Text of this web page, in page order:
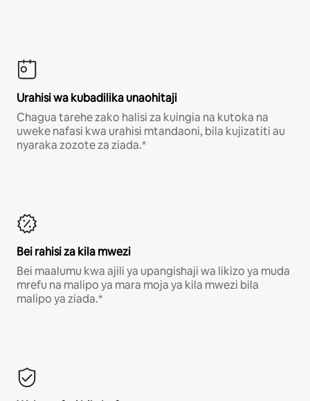
Urahisi wa kubadilika unaohitaji
Chagua tarehe zako halisi za kuingia na kutoka na
uweke nafasi kwa urahisi mtandaoni, bila kujizatiti au
nyaraka zozote za ziada.*
Bei rahisi za kila mwezi
Bei maalumu kwa ajili ya upangishaji wa likizo ya muda
mrefu na malipo ya mara moja ya kila mwezi bila
malipo ya ziada.*